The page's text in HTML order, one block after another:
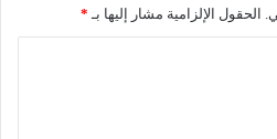
الحقول الإلزامية مشار إليها بـ *